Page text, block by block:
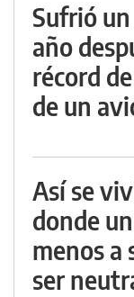
Sufrió
año
récord
de un
Así se
donde
menos a
ser